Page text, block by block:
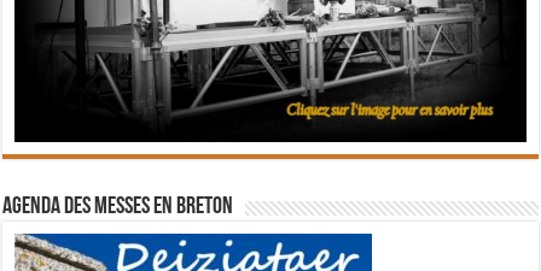
Agenda des messes en breton